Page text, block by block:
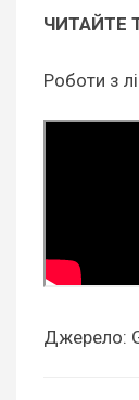
ЧИТАЙТЕ
Роботи з
Джерело: